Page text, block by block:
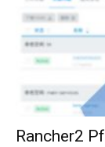
Rancher2